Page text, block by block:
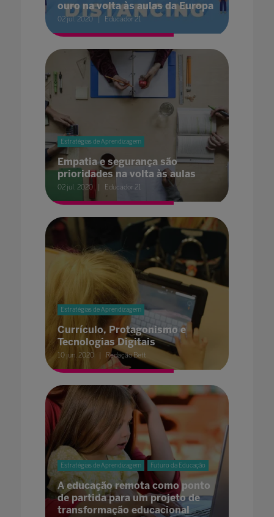
ouro na volta às aulas da Europa
02 jul. 2020 Educador 21
Estratégias de Aprendizagem
Empatia e segurança são
prioridades na volta às aulas
02 jul. 2020 Educador 21
Estratégias de Aprendizagem
Currículo, Protagonismo e
Tecnologias Digitais
10 jun. 2020 Redação Bett
Estratégias de Aprendizagem Futuro da Educação
A educação remota como ponto
de partida para um projeto de
transformação educacional